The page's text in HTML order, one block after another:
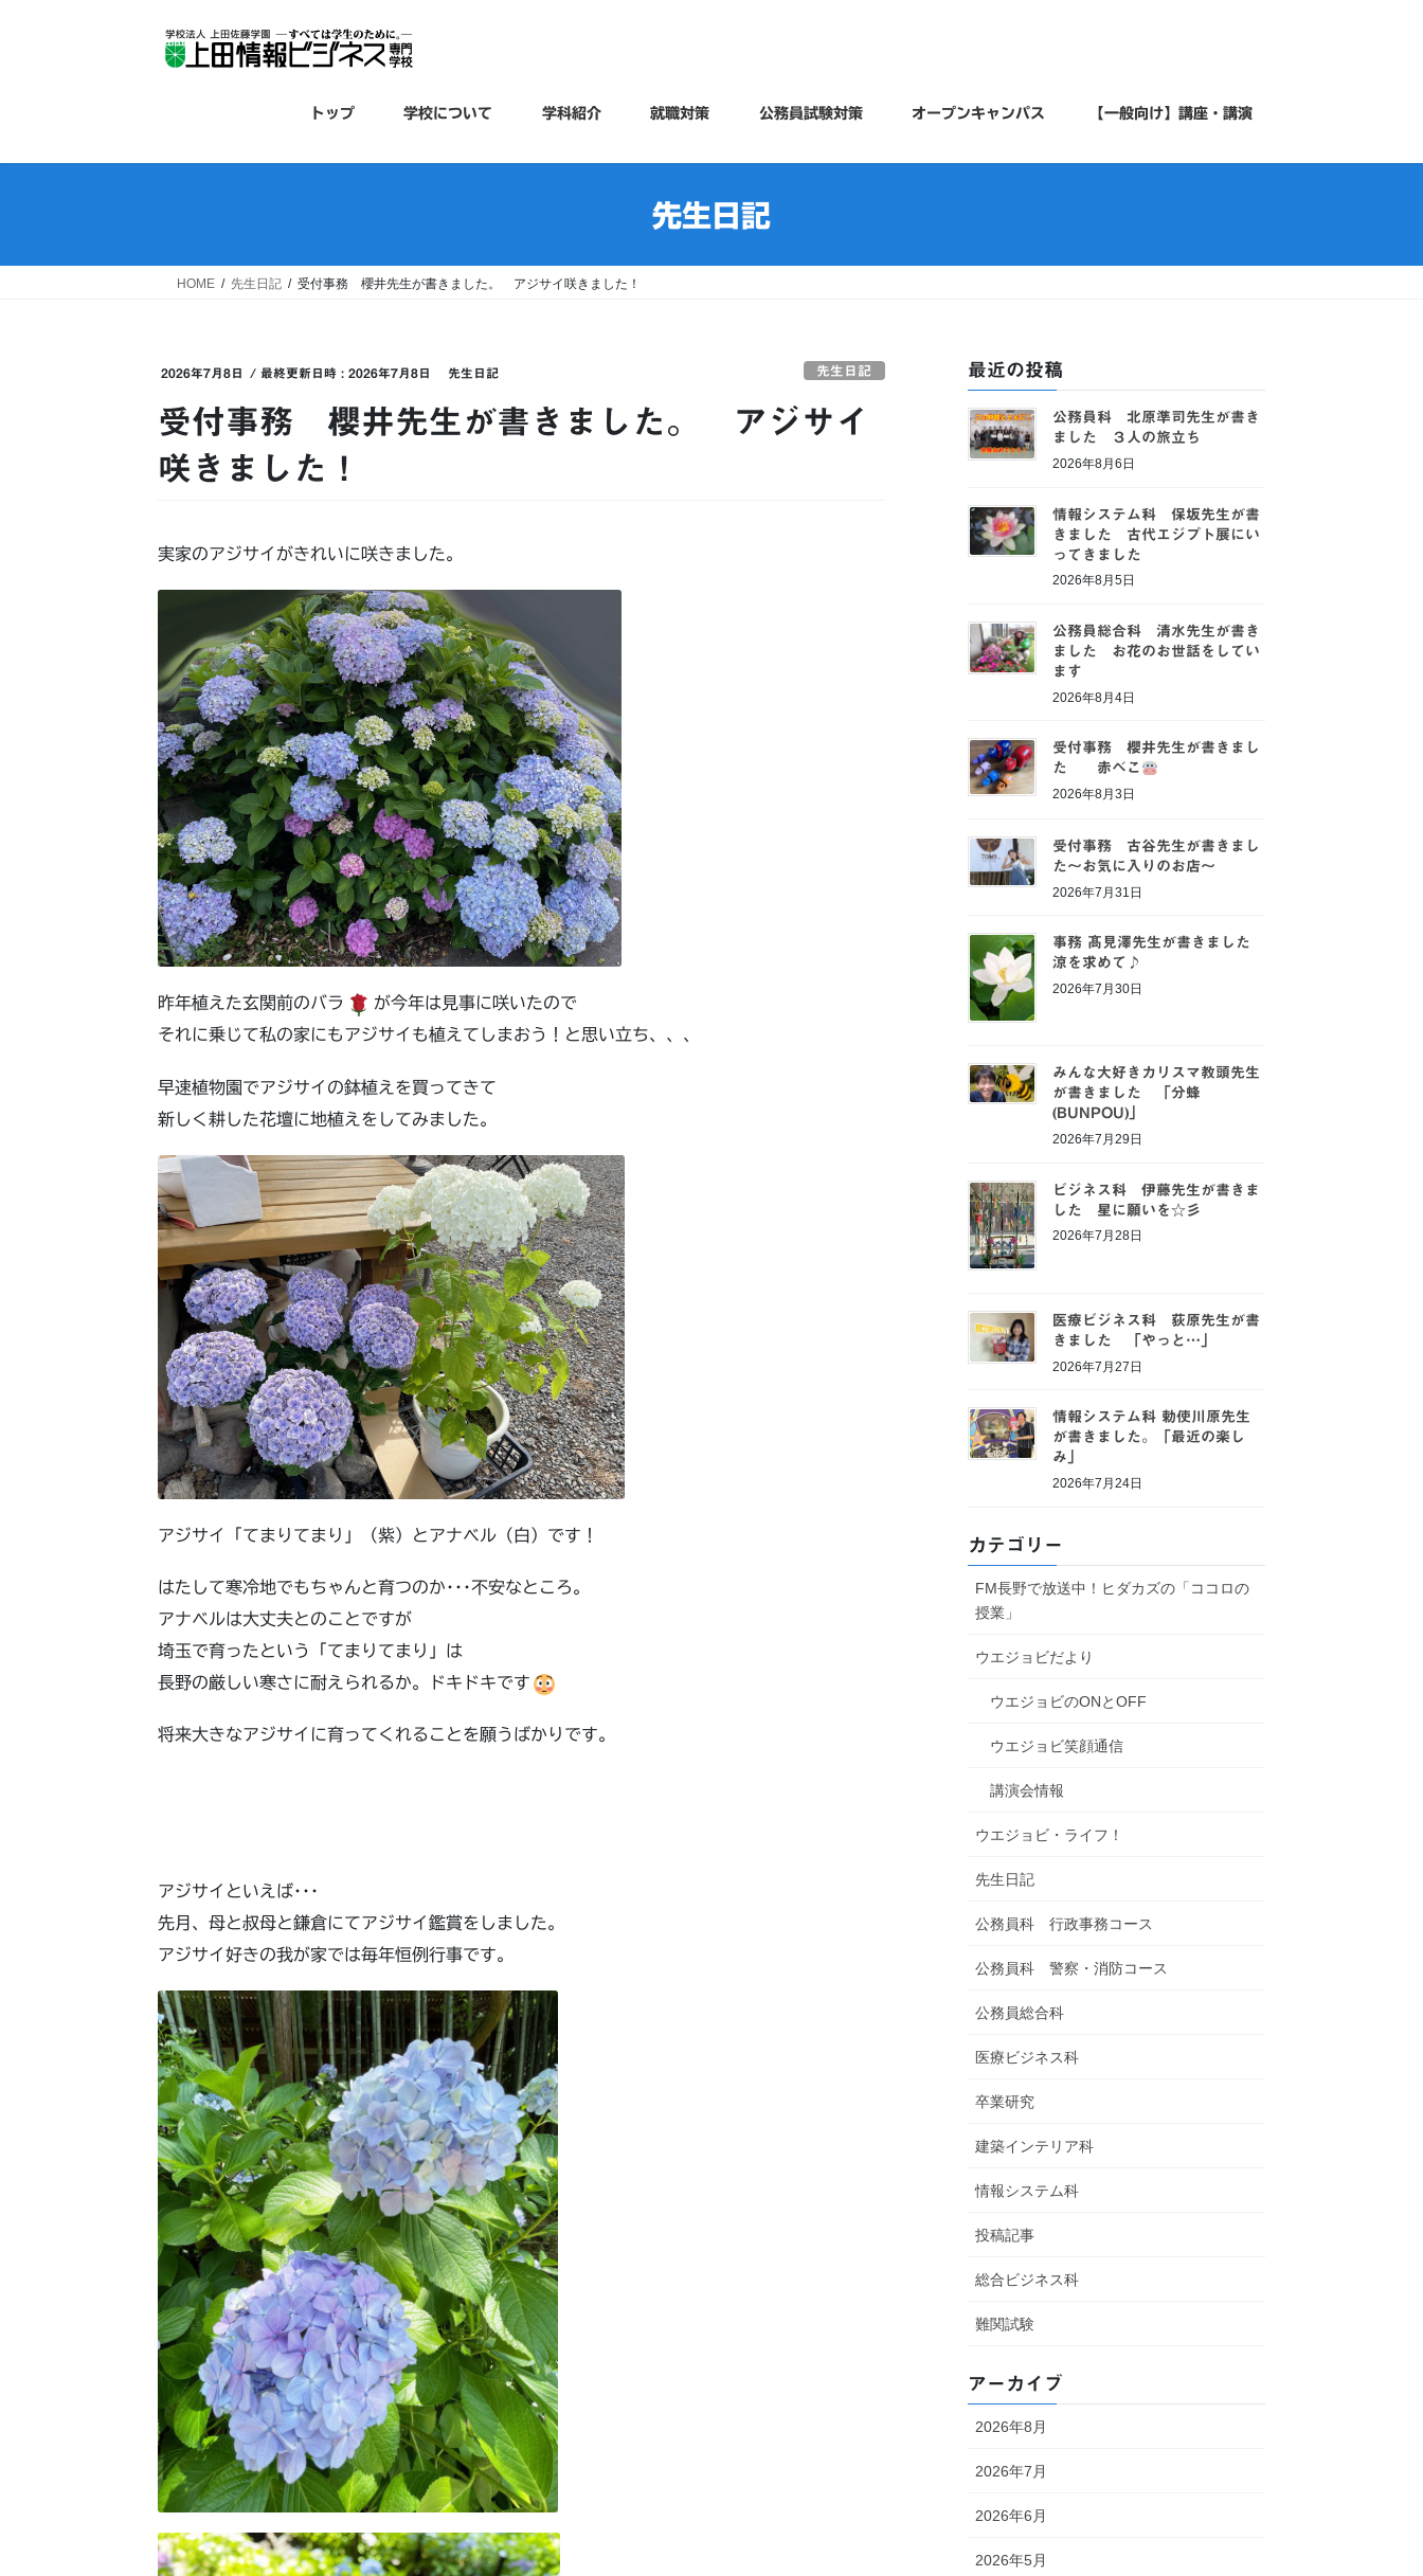
ス
ン
トップ 学校について 学科紹介 就職対策 公務員試験対策 オープンキャンパス 【一般向け】講座・講演
先生日記
HOME 先生日記 受付事務 櫻井先生が書きました。 アジサイ咲きました！
2026年7月8日 / 最終更新日時 :2026年7月8日 先生日記 先生日記
受付事務 櫻井先生が書きました。 アジサイ
咲きました！
実家のアジサイがきれいに咲きました。
昨年植えた玄関前のバラ
が今年は見事に咲いたので
それに乗じて私の家にもアジサイも植えてしまおう！と思い立ち、、、
早速植物園でアジサイの鉢植えを買ってきて
新しく耕した花壇に地植えをしてみました。
アジサイ「てまりてまり」（紫）とアナベル（白）です！
はたして寒冷地でもちゃんと育つのか･･･不安なところ。
アナベルは大丈夫とのことですが
埼玉で育ったという「てまりてまり」は
長野の厳しい寒さに耐えられるか。ドキドキです
将来大きなアジサイに育ってくれることを願うばかりです。
アジサイといえば･･･
先月、母と叔母と鎌倉にてアジサイ鑑賞をしました。
アジサイ好きの我が家では毎年恒例行事です。
最近の投稿
公務員科 北原準司先生が書き
ました ３人の旅立ち
2026年8月6日
情報システム科 保坂先生が書
きました 古代エジプト展にい
ってきました
2026年8月5日
公務員総合科 清水先生が書き
ました お花のお世話をしてい
ます
2026年8月4日
受付事務 櫻井先生が書きまし
た 赤べこ
2026年8月3日
受付事務 古谷先生が書きまし
た～お気に入りのお店～
2026年7月31日
事務 髙見澤先生が書きました
涼を求めて♪
2026年7月30日
みんな大好きカリスマ教頭先生
が書きました 「分蜂
(BUNPOU)」
2026年7月29日
ビジネス科 伊藤先生が書きま
した 星に願いを☆彡
2026年7月28日
医療ビジネス科 荻原先生が書
きました 「やっと…」
2026年7月27日
情報システム科 勅使川原先生
が書きました。「最近の楽し
み」
2026年7月24日
カテゴリー
FM長野で放送中！ヒダカズの「ココロの
授業」
ウエジョビだより
ウエジョビのONとOFF
ウエジョビ笑顔通信
講演会情報
ウエジョビ・ライフ！
先生日記
公務員科 行政事務コース
公務員科 警察・消防コース
公務員総合科
医療ビジネス科
卒業研究
建築インテリア科
情報システム科
投稿記事
総合ビジネス科
難関試験
アーカイブ
2026年8月
2026年7月
2026年6月
2026年5月